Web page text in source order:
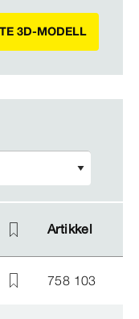
3D-MODELL
Artikkel
Artikkel
758 103